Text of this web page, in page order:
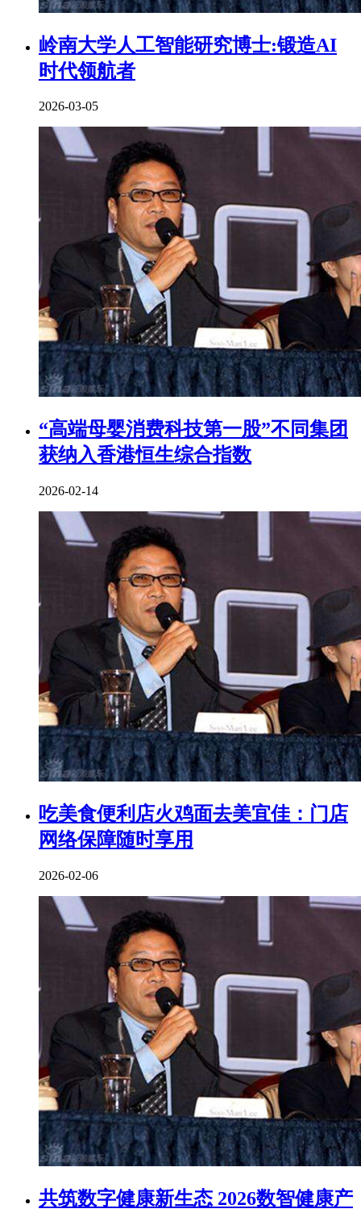
岭南大学人工智能研究博士:锻造AI
时代领航者
2026-03-05
“高端母婴消费科技第一股”不同集团
获纳入香港恒生综合指数
2026-02-14
吃美食便利店火鸡面去美宜佳：门店
网络保障随时享用
2026-02-06
共筑数字健康新生态 2026数智健康产